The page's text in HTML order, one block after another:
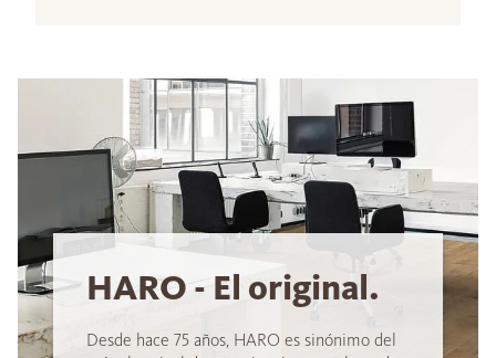
HARO - El original.
Desde hace 75 años, HARO es sinónimo del